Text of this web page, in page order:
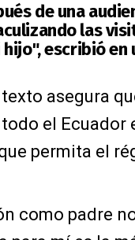
de una
las
hijo", escribió
asegura
el Ecuador
permita el
como padre